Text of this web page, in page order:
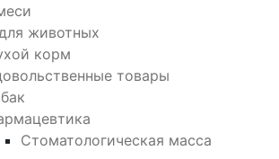
животных
корм
товары
Стоматологическая масса